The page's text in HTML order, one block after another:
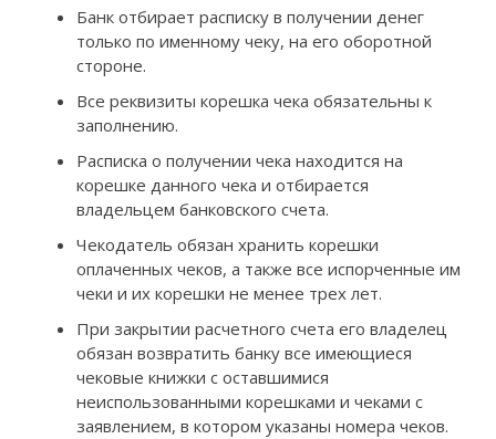
Банк отбирает расписку в получении денег
только по именному чеку, на его оборотной
стороне.
Все реквизиты корешка чека обязательны к
заполнению.
Расписка о получении чека находится на
корешке данного чека и отбирается
владельцем банковского счета.
Чекодатель обязан хранить корешки
оплаченных чеков, а также все испорченные им
чеки и их корешки не менее трех лет.
При закрытии расчетного счета его владелец
обязан возвратить банку все имеющиеся
чековые книжки с оставшимися
неиспользованными корешками и чеками с
заявлением, в котором указаны номера чеков.